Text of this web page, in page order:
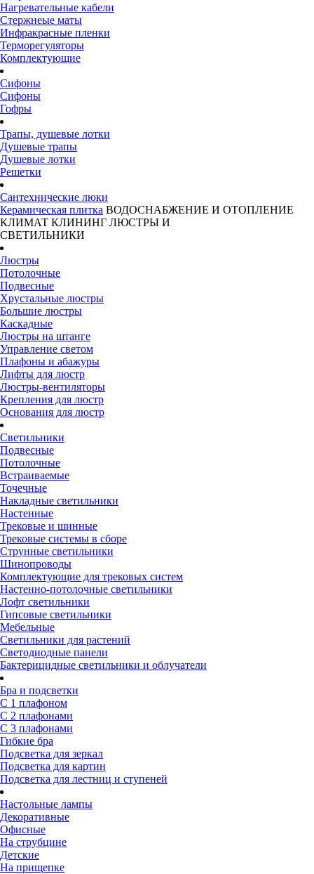
Нагревательные кабели
Стержнеые маты
Инфракрасные пленки
Терморегуляторы
Комплектующие
Сифоны
Сифоны
Гофры
Трапы, душевые лотки
Душевые трапы
Душевые лотки
Решетки
Сантехнические люки
Керамическая плитка ВОДОСНАБЖЕНИЕ И ОТОПЛЕНИЕ
КЛИМАТ КЛИНИНГ ЛЮСТРЫ И
СВЕТИЛЬНИКИ
Люстры
Потолочные
Подвесные
Хрустальные люстры
Большие люстры
Каскадные
Люстры на штанге
Управление светом
Плафоны и абажуры
Лифты для люстр
Люстры-вентиляторы
Крепления для люстр
Основания для люстр
Светильники
Подвесные
Потолочные
Встраиваемые
Точечные
Накладные светильники
Настенные
Трековые и шинные
Трековые системы в сборе
Струнные светильники
Шинопроводы
Комплектующие для трековых систем
Настенно-потолочные светильники
Лофт светильники
Гипсовые светильники
Мебельные
Светильники для растений
Светодиодные панели
Бактерицидные светильники и облучатели
Бра и подсветки
С 1 плафоном
С 2 плафонами
С 3 плафонами
Гибкие бра
Подсветка для зеркал
Подсветка для картин
Подсветка для лестниц и ступеней
Настольные лампы
Декоративные
Офисные
На струбцине
Детские
На прищепке